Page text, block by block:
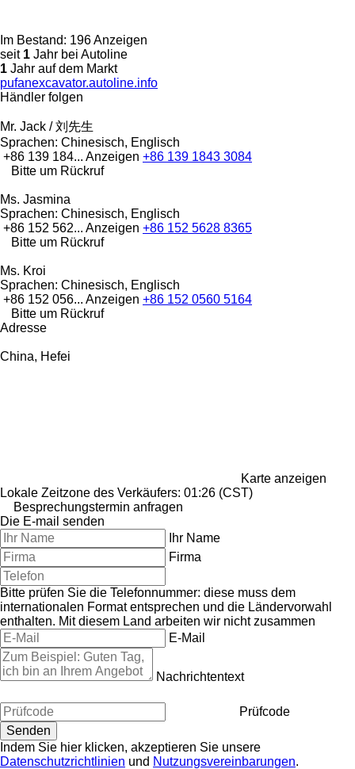
Im Bestand: 196 Anzeigen
seit 1 Jahr bei Autoline
1 Jahr auf dem Markt
pufanexcavator.autoline.info
Händler folgen
Mr. Jack / 刘先生
Sprachen: Chinesisch, Englisch
+86 139 184... Anzeigen +86 139 1843 3084
Bitte um Rückruf
Ms. Jasmina
Sprachen: Chinesisch, Englisch
+86 152 562... Anzeigen +86 152 5628 8365
Bitte um Rückruf
Ms. Kroi
Sprachen: Chinesisch, Englisch
+86 152 056... Anzeigen +86 152 0560 5164
Bitte um Rückruf
Adresse
China, Hefei
Karte anzeigen
Lokale Zeitzone des Verkäufers: 01:26 (CST)
Besprechungstermin anfragen
Die E-mail senden
Ihr Name
Firma
Bitte prüfen Sie die Telefonnummer: diese muss dem
internationalen Format entsprechen und die Ländervorwahl
enthalten. Mit diesem Land arbeiten wir nicht zusammen
E-Mail
Nachrichtentext
Prüfcode
Indem Sie hier klicken, akzeptieren Sie unsere
Datenschutzrichtlinien und Nutzungsvereinbarungen.